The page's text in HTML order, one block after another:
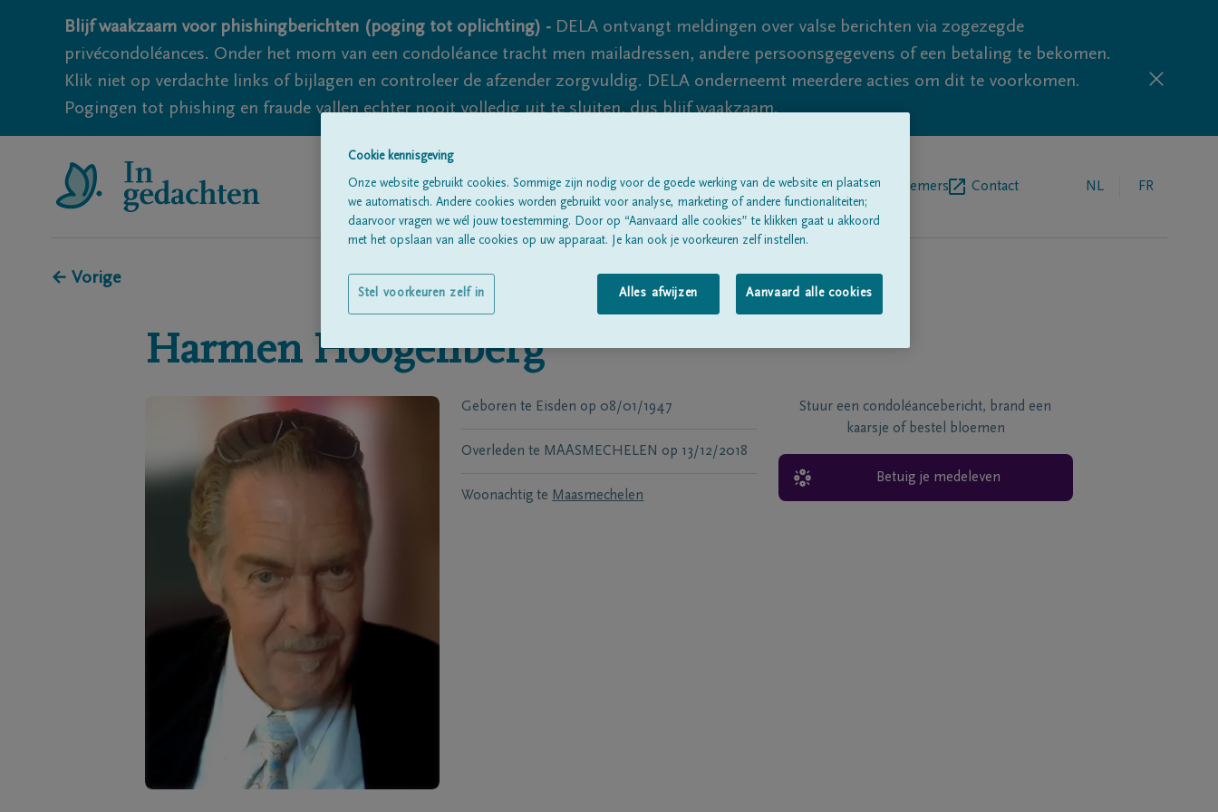
Blijf waakzaam voor phishingberichten (poging tot oplichting) - DELA ontvangt meldingen over valse berichten via zogezegde
privécondoléances. Onder het mom van een condoléance tracht men mailadressen, andere persoonsgegevens of een betaling te bekomen.
Klik niet op verdachte links of bijlagen en controleer de afzender zorgvuldig. DELA onderneemt meerdere acties om dit te voorkomen.
Pogingen tot phishing en fraude vallen echter nooit volledig uit te sluiten, dus blijf waakzaam.
Alle rouwberichtenOver onsBegrafenisondernemers Contact NL FR
← Vorige
Harmen Hoogenberg
Geboren te Eisden op 08/01/1947
Overleden te MAASMECHELEN op 13/12/2018
Woonachtig te Maasmechelen
Stuur een condoléancebericht, brand een
kaarsje of bestel bloemen
Betuig je medeleven
Cookie kennisgeving
Onze website gebruikt cookies. Sommige zijn nodig voor de goede werking van de website en plaatsen
we automatisch. Andere cookies worden gebruikt voor analyse, marketing of andere functionaliteiten;
daarvoor vragen we wél jouw toestemming. Door op “Aanvaard alle cookies” te klikken gaat u akkoord
met het opslaan van alle cookies op uw apparaat. Je kan ook je voorkeuren zelf instellen.
Alles afwijzen Aanvaard alle cookies
Stel voorkeuren zelf in